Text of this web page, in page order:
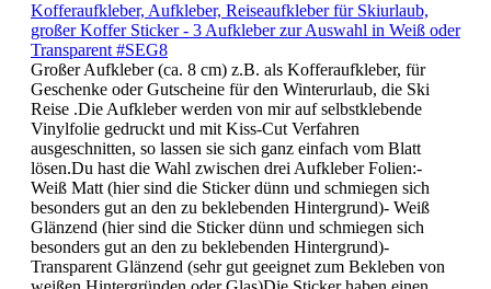
Kofferaufkleber, Aufkleber, Reiseaufkleber für Skiurlaub,
großer Koffer Sticker - 3 Aufkleber zur Auswahl in Weiß oder
Transparent #SEG8
Großer Aufkleber (ca. 8 cm) z.B. als Kofferaufkleber, für
Geschenke oder Gutscheine für den Winterurlaub, die Ski
Reise .Die Aufkleber werden von mir auf selbstklebende
Vinylfolie gedruckt und mit Kiss-Cut Verfahren
ausgeschnitten, so lassen sie sich ganz einfach vom Blatt
lösen.Du hast die Wahl zwischen drei Aufkleber Folien:-
Weiß Matt (hier sind die Sticker dünn und schmiegen sich
besonders gut an den zu beklebenden Hintergrund)- Weiß
Glänzend (hier sind die Sticker dünn und schmiegen sich
besonders gut an den zu beklebenden Hintergrund)-
Transparent Glänzend (sehr gut geeignet zum Bekleben von